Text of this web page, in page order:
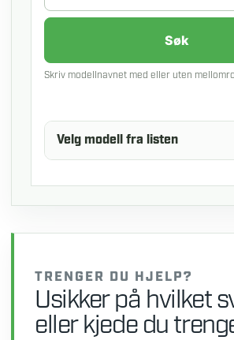
Søk
Skriv modellnavnet med eller uten
Velg modell fra listen
TRENGER DU HJELP?
Usikker på hvilket
eller kjede du